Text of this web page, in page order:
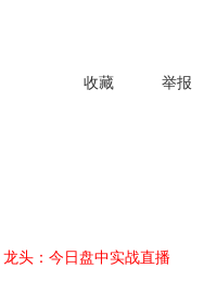
收藏 举报
龙头：今日盘中实战直播